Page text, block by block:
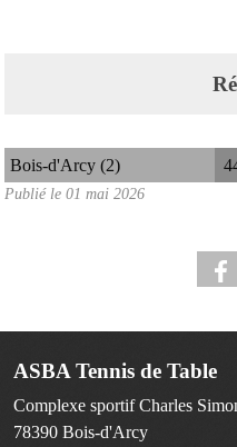
Bois-d'Arcy (2)
Publié le 01 mai 2026
ASBA Tennis de Table
Complexe sportif Charles
78390 Bois-d'Arcy